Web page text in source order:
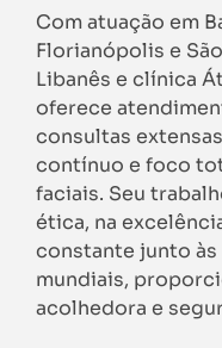
Com atuação em
Florianópolis e
Libanês e clínica
oferece
consultas
contínuo e foco
faciais. Seu
ética, na
constante junto
mundiais,
acolhedora e